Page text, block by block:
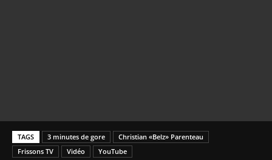
TAGS 3 minutes de gore
Christian «Belz» Parenteau
Frissons TV
Vidéo YouTube